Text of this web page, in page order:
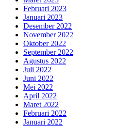
Februari 2023
Januari 2023
Desember 2022
November 2022
Oktober 2022
September 2022
Agustus 2022
Juli 2022
Juni 2022
Mei 2022
April 2022
Maret 2022
Februari 2022
Januari 2022